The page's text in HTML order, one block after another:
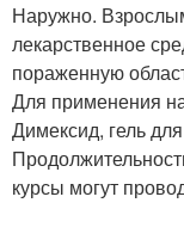
Наружно.
лекарственное
пораженную
Для применения
Димексид, гель
курсы могут